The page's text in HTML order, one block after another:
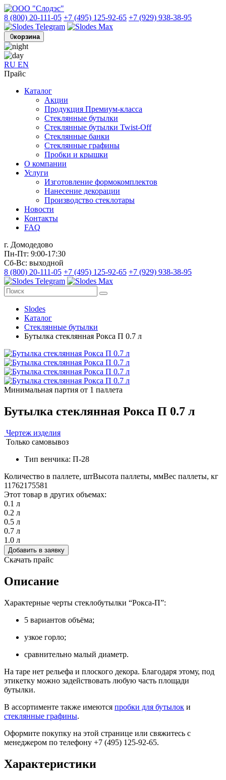
8 (800) 20-111-05 +7 (495) 125-92-65 +7 (929) 938-38-95
0корзина
RU EN
Прайс
Каталог
Акции
Продукция Премиум-класса
Стеклянные бутылки
Стеклянные бутылки Twist-Off
Стеклянные банки
Стеклянные графины
Пробки и крышки
О компании
Услуги
Изготовление формокомплектов
Нанесение декорации
Производство стеклотары
Новости
Контакты
FAQ
г. Домодедово
Пн-Пт: 9:00-17:30
Сб-Вс: выходной
8 (800) 20-111-05 +7 (495) 125-92-65 +7 (929) 938-38-95
Slodes
Каталог
Стеклянные бутылки
Бутылка стеклянная Рокса П 0.7 л
Минимальная партия от 1 паллета
Бутылка стеклянная Рокса П 0.7 л
Чертеж изделия
Только самовывоз
Тип венчика: П-28
Количество в паллете, штВысота паллеты, ммВес паллеты, кг
11762175581
Этот товар в других объемах:
0.1 л
0.2 л
0.5 л
0.7 л
1.0 л
Добавить в заявку
Скачать прайс
Описание
Характерные черты стеклобутылки “Рокса-П”:
5 вариантов объёма;
узкое горло;
сравнительно малый диаметр.
На таре нет рельефа и плоского декора. Благодаря этому, под
этикетку можно задействовать любую часть площади
бутылки.
В ассортименте также имеются пробки для бутылок и
стеклянные графины.
Оформите покупку на этой странице или свяжитесь с
менеджером по телефону +7 (495) 125-92-65.
Характеристики